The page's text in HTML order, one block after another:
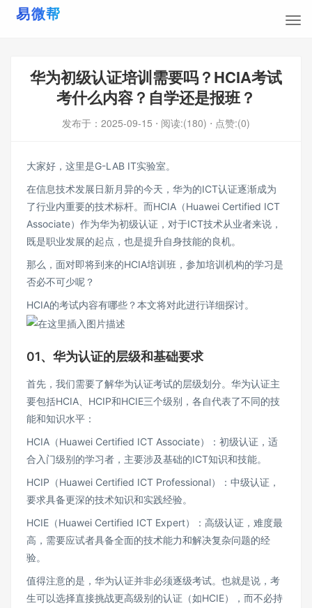
华为初级认证培训需要吗？HCIA考试
考什么内容？自学还是报班？
发布于： 2025-09-15 ⋅ 阅读:(180) ⋅ 点赞:(0)
大家好，这里是G-LAB IT实验室。
在信息技术发展日新月异的今天，华为的ICT认证逐渐成为
了行业内重要的技术标杆。而HCIA（Huawei Certified ICT
Associate）作为华为初级认证，对于ICT技术从业者来说，
既是职业发展的起点，也是提升自身技能的良机。
那么，面对即将到来的HCIA培训班，参加培训机构的学习是
否必不可少呢？
HCIA的考试内容有哪些？本文将对此进行详细探讨。
01、华为认证的层级和基础要求
首先，我们需要了解华为认证考试的层级划分。华为认证主
要包括HCIA、HCIP和HCIE三个级别，各自代表了不同的技
能和知识水平：
HCIA（Huawei Certified ICT Associate）：初级认证，适
合入门级别的学习者，主要涉及基础的ICT知识和技能。
HCIP（Huawei Certified ICT Professional）：中级认证，
要求具备更深的技术知识和实践经验。
HCIE（Huawei Certified ICT Expert）：高级认证，难度最
高，需要应试者具备全面的技术能力和解决复杂问题的经
验。
值得注意的是，华为认证并非必须逐级考试。也就是说，考
生可以选择直接挑战更高级别的认证（如HCIE），而不必持